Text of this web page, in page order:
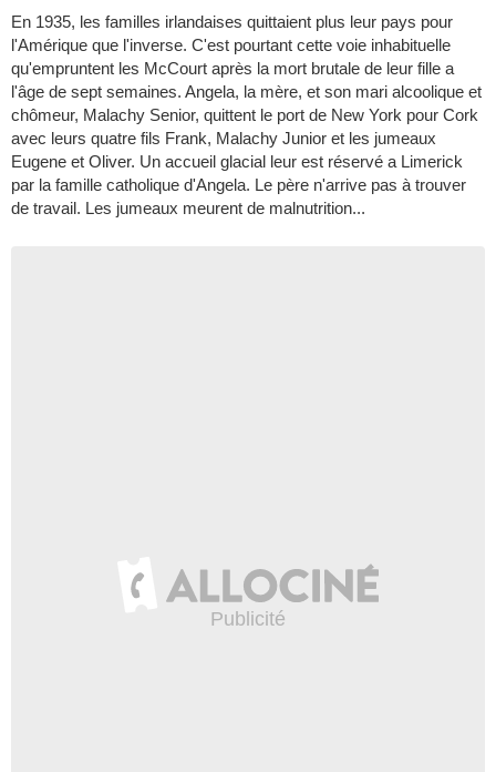
En 1935, les familles irlandaises quittaient plus leur pays pour
l'Amérique que l'inverse. C'est pourtant cette voie inhabituelle
qu'empruntent les McCourt après la mort brutale de leur fille a
l'âge de sept semaines. Angela, la mère, et son mari alcoolique et
chômeur, Malachy Senior, quittent le port de New York pour Cork
avec leurs quatre fils Frank, Malachy Junior et les jumeaux
Eugene et Oliver. Un accueil glacial leur est réservé a Limerick
par la famille catholique d'Angela. Le père n'arrive pas à trouver
de travail. Les jumeaux meurent de malnutrition...